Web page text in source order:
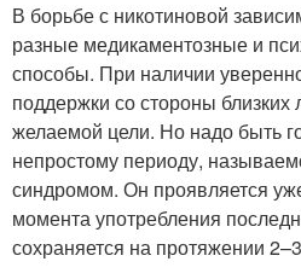
В борьбе с никотиновой
разные медикаментозные и
способы. При наличии
поддержки со стороны
желаемой цели. Но надо быть
непростому периоду,
синдромом. Он проявляется
момента употребления
сохраняется на протяжении